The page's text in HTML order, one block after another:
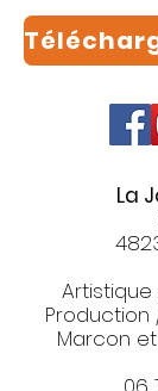
La
Artistique
Production
Marcon